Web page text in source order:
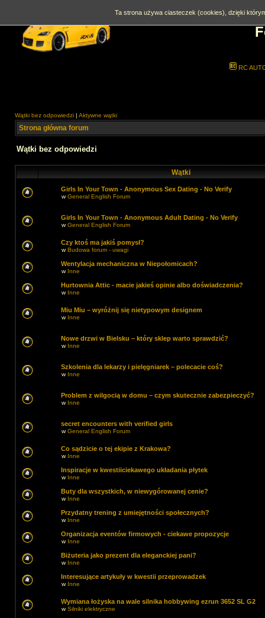
RC
Wątki bez odpowiedzi | Aktywne wątki
Strona główna forum
Wątki bez odpowiedzi
Wątki
Girls In Your Town - Anonymous Sex Dating - No Verify
wGeneral English Forum
Girls In Your Town - Anonymous Adult Dating - No Verify
wGeneral English Forum
Czy ktoś ma jakiś pomysł?
wBudowa forum - uwagi
Wentylacja mechaniczna w Niepołomicach?
w Inne
Hurtownia Attic - macie jakieś opinie albo doświadczenia?
w Inne
Miu Miu – wyróżnij się nietypowym designem
w Inne
Nowe drzwi w Bielsku – który sklep warto sprawdzić?
w Inne
Szkolenia dla lekarzy i pielęgniarek – polecacie coś?
w Inne
Problem z wilgocią w domu – czym skutecznie zabezpieczyć?
w Inne
secret encounters with verified girls
wGeneral English Forum
Co sądzicie o tej ekipie z Krakowa?
w Inne
Inspiracje w kwestiiciekawego układania płytek
w Inne
Buty dla wszystkich, w niewygórowanej cenie?
w Inne
Przydatny trening z umiejętności społecznych?
w Inne
Organizacja eventów firmowych - ciekawe propozycje
w Inne
Biżuteria jako prezent dla eleganckiej pani?
w Inne
Interesujące artykuły w kwestii przeprowadzek
w Inne
Wymiana łożyska na wale silnika hobbywing ezrun 3652 SL G2
wSilniki elektryczne
Ta strona używa ciasteczek (cookies), dzięki